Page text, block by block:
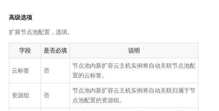
高级选项
扩展节点池配置，选填。
字段 是否必填 说明
云标签 否
节点池内新扩容云主机实例将自动关联节点池配
置的云标签。
资源组 否
节点池内新扩容云主机实例将自动关联归属于节
点池配置的资源组。